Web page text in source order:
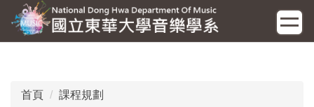
到
主
首頁 課程規劃